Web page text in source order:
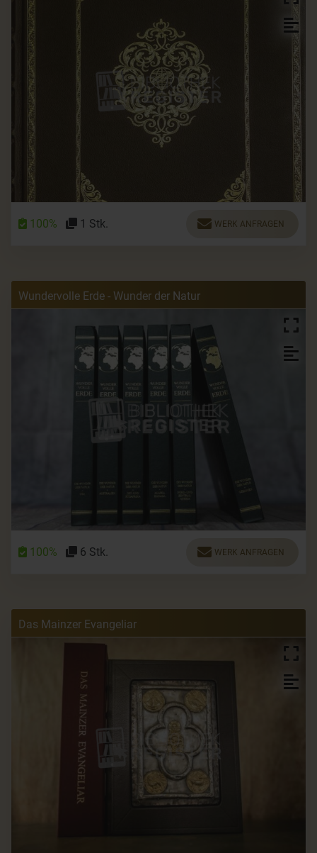
100% 1 Stk. WERK ANFRAGEN
Wundervolle Erde - Wunder der Natur
100% 6 Stk. WERK ANFRAGEN
Das Mainzer Evangeliar